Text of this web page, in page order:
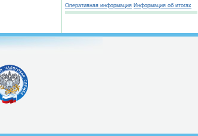
Оперативная информация Информация об итогах